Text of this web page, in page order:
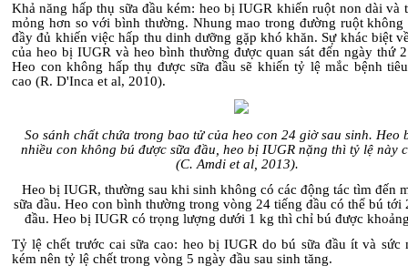
Khả năng hấp thụ sữa đầu kém: heo bị IUGR khiến ruột non dài và
mỏng hơn so với bình thường. Nhung mao trong đường ruột không
đầy đủ khiến việc hấp thu dinh dưỡng gặp khó khăn. Sự khác biệt
của heo bị IUGR và heo bình thường được quan sát đến ngày thứ
Heo con không hấp thụ được sữa đầu sẽ khiến tỷ lệ mắc bệnh
cao (R. D'Inca et al, 2010).
So sánh chất chứa trong bao tử của heo con 24 giờ sau sinh. Heo
nhiều con không bú được sữa đầu, heo bị IUGR nặng thì tỷ lệ này
(C. Amdi et al, 2013).
Heo bị IUGR, thường sau khi sinh không có các động tác tìm đến
sữa đầu. Heo con bình thường trong vòng 24 tiếng đầu có thể bú tới
đầu. Heo bị IUGR có trọng lượng dưới 1 kg thì chỉ bú được
Tỷ lệ chết trước cai sữa cao: heo bị IUGR do bú sữa đầu ít và sức
kém nên tỷ lệ chết trong vòng 5 ngày đầu sau sinh tăng.